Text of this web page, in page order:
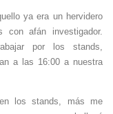
ya era un hervidero
con afán investigador.
por los stands,
a las 16:00 a nuestra
los stands, más me